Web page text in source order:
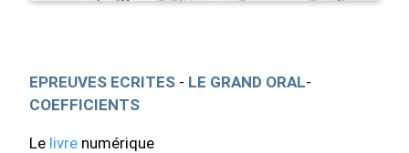
EPREUVES ECRITES - LE GRAND ORAL-
COEFFICIENTS
Le livre numérique